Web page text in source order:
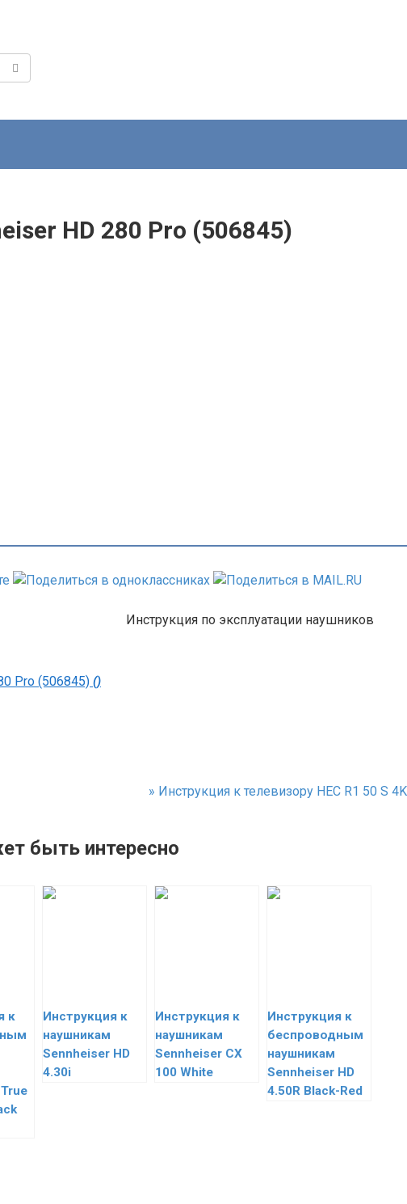
HD 280 Pro (506845)
Инструкция по эксплуатации наушников
Pro (506845) ()
» Инструкция к телевизору HEC R1 50 S 4K
быть интересно
к
Инструкция к
наушникам
Sennheiser HD
4.30i
Инструкция к
наушникам
Sennheiser CX
100 White
Инструкция к
беспроводным
наушникам
Sennheiser HD
4.50R Black-Red